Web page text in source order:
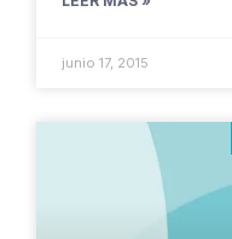
junio 17, 2015